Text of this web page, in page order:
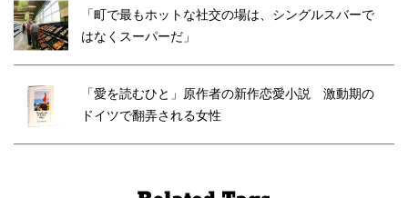
「町で最もホットな社交の場は、シングルスバーで
はなくスーパーだ」
「愛を読むひと」原作者の新作恋愛小説 激動期の
ドイツで翻弄される女性